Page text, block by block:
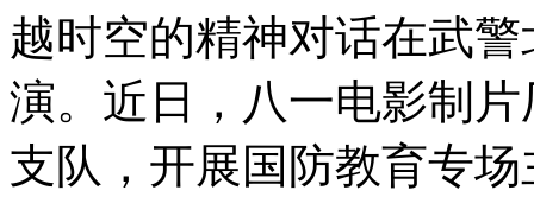
越时空的精神对话在武
演。近日，八一电影制
支队，开展国防教育专